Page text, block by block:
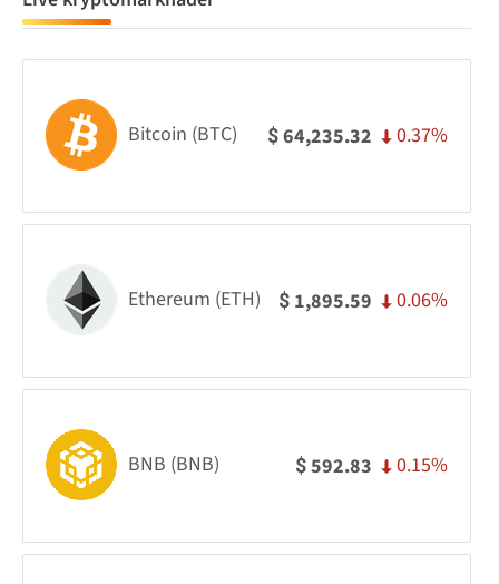
Bitcoin (BTC) $64,235.32 0.37%
Ethereum (ETH) $ 1,895.59 0.06%
BNB (BNB) $592.83 0.15%